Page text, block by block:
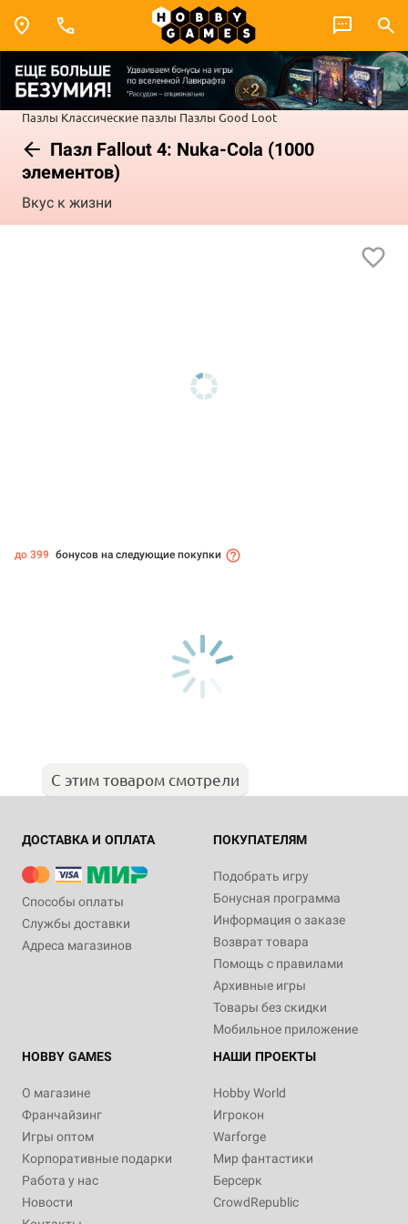
Пазлы Классические пазлы Пазлы Good Loot
Пазл Fallout 4: Nuka-Cola (1000
элементов)
Вкус к жизни
до 399 бонусов на следующие покупки
С этим товаром смотрели
ДОСТАВКА И ОПЛАТА
Способы оплаты
Службы доставки
Адреса магазинов
ПОКУПАТЕЛЯМ
Подобрать игру
Бонусная программа
Информация о заказе
Возврат товара
Помощь с правилами
Архивные игры
Товары без скидки
Мобильное приложение
HOBBY GAMES
О магазине
Франчайзинг
Игры оптом
Корпоративные подарки
Работа у нас
Новости
НАШИ ПРОЕКТЫ
Hobby World
Игрокон
Warforge
Мир фантастики
Берсерк
CrowdRepublic